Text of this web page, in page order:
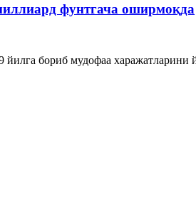
фунтгача оширмоқда
бориб мудофаа харажатларини